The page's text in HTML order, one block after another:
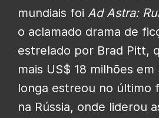
mundiais foi Ad Astra:
o aclamado drama de
estrelado por Brad Pitt,
mais US$ 18 milhões em
longa estreou no último
na Rússia, onde liderou